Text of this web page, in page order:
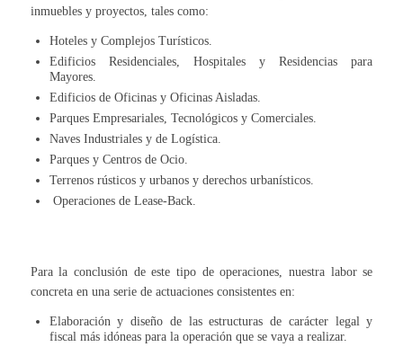
inmuebles y proyectos, tales como:
Hoteles y Complejos Turísticos.
Edificios Residenciales, Hospitales y Residencias para
Mayores.
Edificios de Oficinas y Oficinas Aisladas.
Parques Empresariales, Tecnológicos y Comerciales.
Naves Industriales y de Logística.
Parques y Centros de Ocio.
Terrenos rústicos y urbanos y derechos urbanísticos.
Operaciones de Lease-Back.
Para la conclusión de este tipo de operaciones, nuestra labor se
concreta en una serie de actuaciones consistentes en:
Elaboración y diseño de las estructuras de carácter legal y
fiscal más idóneas para la operación que se vaya a realizar.